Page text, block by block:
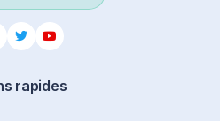
rapides